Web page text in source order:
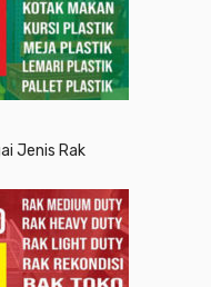
Jenis Rak